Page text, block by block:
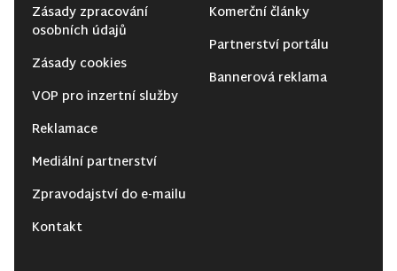
Zásady zpracování
osobních údajů
Zásady cookies
VOP pro inzertní služby
Reklamace
Mediální partnerství
Zpravodajství do e-mailu
Kontakt
Komerční články
Partnerství portálu
Bannerová reklama